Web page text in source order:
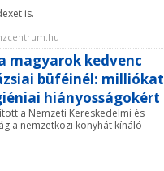
is.
magyarok kedvenc
büféinél: milliókat
hiányosságokért
a Nemzeti Kereskedelmi és
a nemzetközi konyhát kínáló